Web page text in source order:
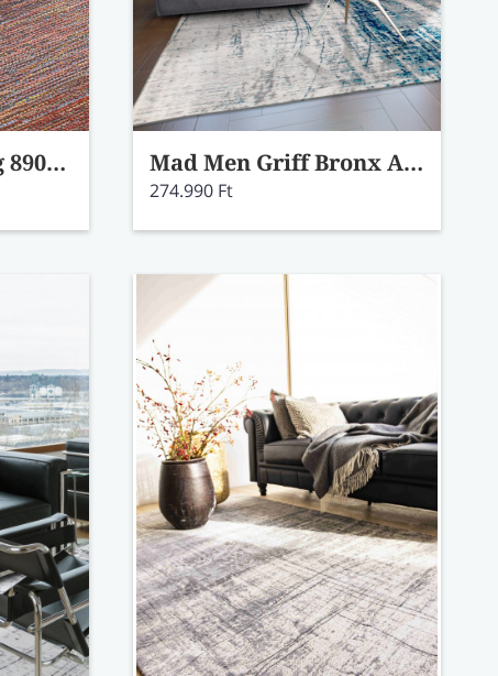
Port sárga szőnyeg 89004/2004-99 81x150 Mad Men Griff Bronx Azurite szőnyeg 8421 170x240
274.990 Ft